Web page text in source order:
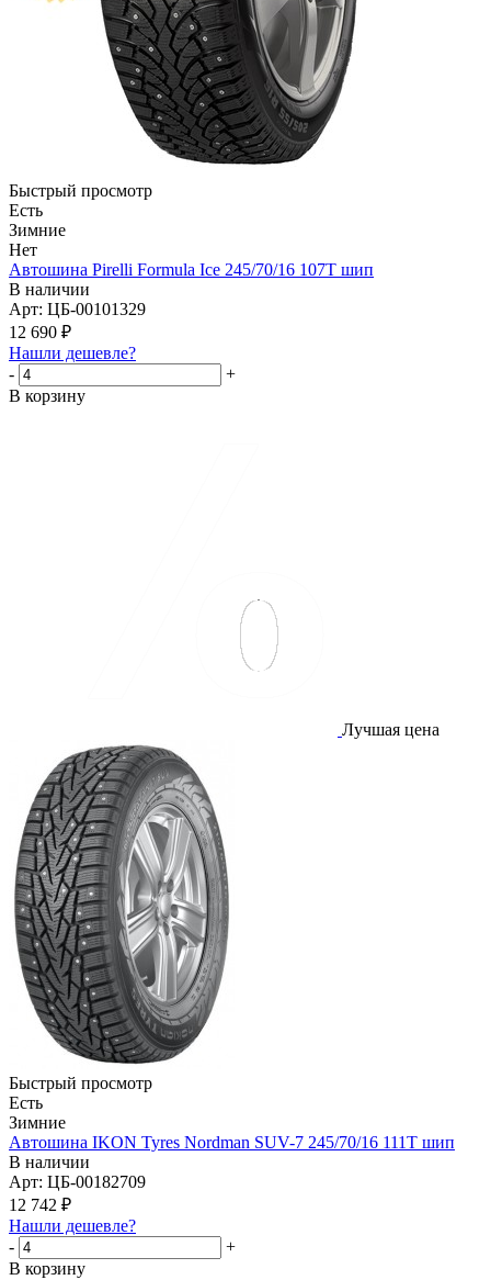
Быстрый просмотр
Есть
Зимние
Нет
Автошина Pirelli Formula Ice 245/70/16 107T шип
В наличии
Арт: ЦБ-00101329
12 690 ₽
Нашли дешевле?
-
+
В корзину
Лучшая цена
Быстрый просмотр
Есть
Зимние
Автошина IKON Tyres Nordman SUV-7 245/70/16 111T шип
В наличии
Арт: ЦБ-00182709
12 742 ₽
Нашли дешевле?
-
+
В корзину